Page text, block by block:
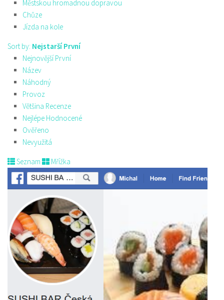
Městskou hromadnou dopravou
Chůze
Jízda na kole
Sort by: Nejstarší První
Nejnovější První
Název
Náhodný
Provoz
Většina Recenze
Nejlépe Hodnocené
Ověřeno
Nevyužitá
Seznam Mřížka